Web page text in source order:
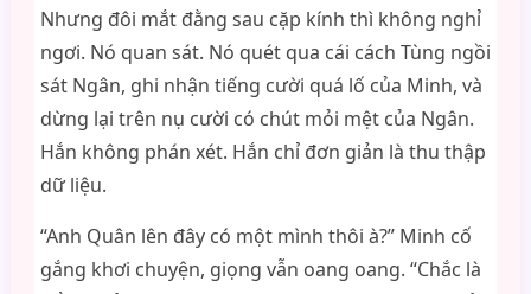
Nhưng đôi mắt đằng sau cặp kính thì không nghỉ
ngơi. Nó quan sát. Nó quét qua cái cách Tùng ngồi
sát Ngân, ghi nhận tiếng cười quá lố của Minh, và
dừng lại trên nụ cười có chút mỏi mệt của Ngân.
Hắn không phán xét. Hắn chỉ đơn giản là thu thập
dữ liệu.
“Anh Quân lên đây có một mình thôi à?” Minh cố
gắng khơi chuyện, giọng vẫn oang oang. “Chắc là